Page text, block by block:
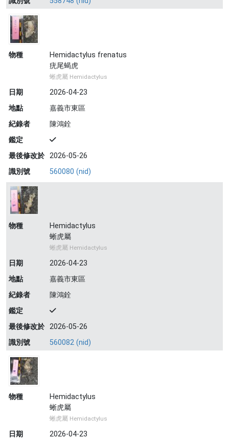
物種
Hemidactylus frenatus
疣尾蝎虎
蜥虎屬 Hemidactylus
日期
2026-04-23
地點
嘉義市東區
紀錄者
陳鴻銓
鑑定
最後修改於 2026-05-26
識別號
560080 (nid)
物種
Hemidactylus
蜥虎屬
蜥虎屬 Hemidactylus
日期
2026-04-23
地點
嘉義市東區
紀錄者
陳鴻銓
鑑定
最後修改於 2026-05-26
識別號
560082 (nid)
物種
Hemidactylus
蜥虎屬
蜥虎屬 Hemidactylus
日期
2026-04-23